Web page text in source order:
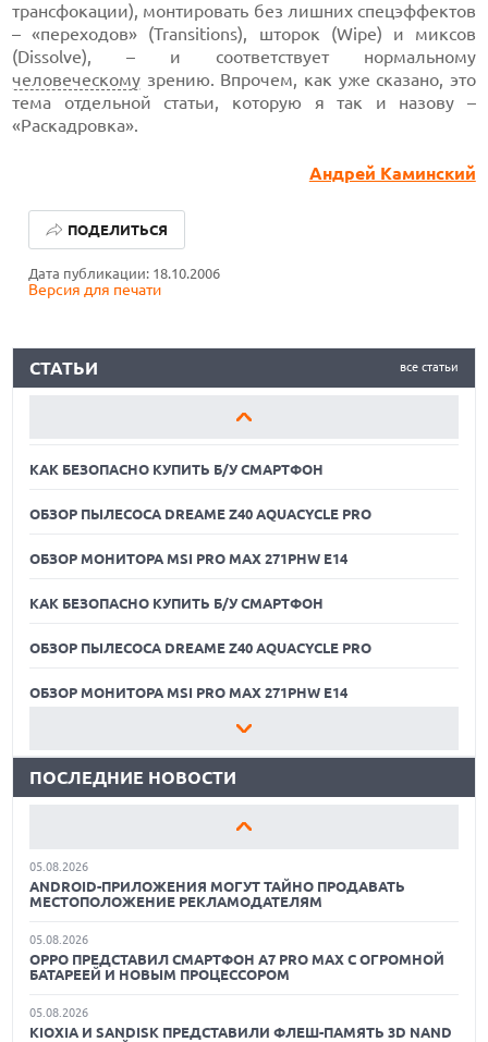
трансфокации), монтировать без лишних спецэффектов
– «переходов» (Transitions), шторок (Wipe) и миксов
(Dissolve), – и соответствует нормальному
человеческому зрению. Впрочем, как уже сказано, это
тема отдельной статьи, которую я так и назову –
«Раскадровка».
Андрей Каминский
Дата публикации: 18.10.2006
Версия для печати
ПОДЕЛИТЬСЯ
все статьи
СТАТЬИ
ОБЗОР ПЫЛЕСОСА DREAME Z40 AQUACYCLE PRO
ОБЗОР МОНИТОРА MSI PRO MAX 271PHW E14
ОБЗОР МОНИТОРА MSI PRO MAX 271PHW E14
КАК БЕЗОПАСНО КУПИТЬ Б/У СМАРТФОН
ОБЗОР ПЫЛЕСОСА DREAME Z40 AQUACYCLE PRO
ОБЗОР МОНИТОРА MSI PRO MAX 271PHW E14
КАК БЕЗОПАСНО КУПИТЬ Б/У СМАРТФОН
ОБЗОР ПЫЛЕСОСА DREAME Z40 AQUACYCLE PRO
ОБЗОР МОНИТОРА MSI PRO MAX 271PHW E14
КАК БЕЗОПАСНО КУПИТЬ Б/У СМАРТФОН
ОБЗОР ПЫЛЕСОСА DREAME Z40 AQUACYCLE PRO
ОБЗОР МОНИТОРА MSI PRO MAX 271PHW E14
КАК БЕЗОПАСНО КУПИТЬ Б/У СМАРТФОН
ОБЗОР МОНИТОРА MSI PRO MAX 271PHW E14
ПОСЛЕДНИЕ НОВОСТИ
05.08.2026
ПОДДЕРЖКОЙ LDAC И ЗАЩИТОЙ ОТ ВЛАГИ
ЗАМЕТОК С СОВЕЩАНИЙ В СТИЛЕ GRANOLA
05.08.2026
ANDROID-ПРИЛОЖЕНИЯ МОГУТ ТАЙНО ПРОДАВАТЬ
МЕСТОПОЛОЖЕНИЕ РЕКЛАМОДАТЕЛЯМ
05.08.2026
OPPO ПРЕДСТАВИЛ СМАРТФОН A7 PRO MAX С ОГРОМНОЙ
БАТАРЕЕЙ И НОВЫМ ПРОЦЕССОРОМ
05.08.2026
KIOXIA И SANDISK ПРЕДСТАВИЛИ ФЛЕШ-ПАМЯТЬ 3D NAND